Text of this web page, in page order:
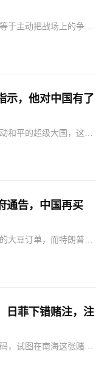
于主动把战场上的争议
舞台上展现出的强硬、
示，他对中国有了
和平的超级大国，这既
华战略的调整，骨子里
通告，中国再买
大豆订单，而特朗普团
。由于双方此前的贸易
日菲下错赌注，注
，试图在南海这张赌桌